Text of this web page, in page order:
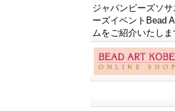
ジャパンビーズソ
ーズイベントBead
ムをご紹介いたしま